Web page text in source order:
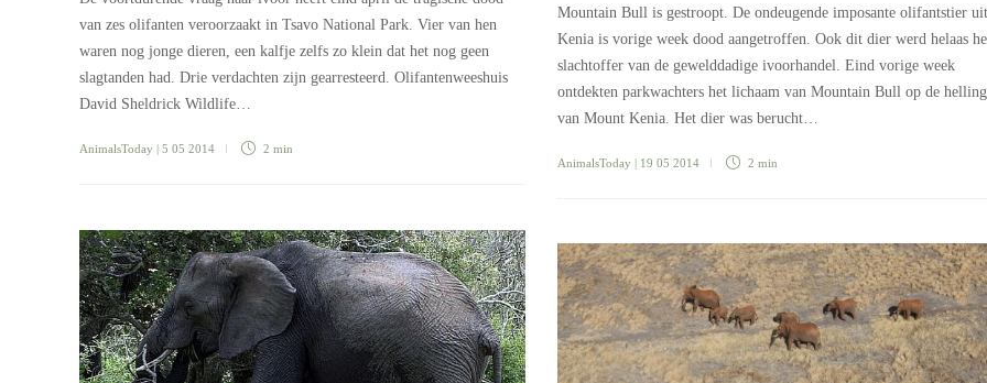
Mountain Bull is gestroopt. De ondeugende imposante olifantstier uit
Kenia is vorige week dood aangetroffen. Ook dit dier werd helaas
slachtoffer van de gewelddadige ivoorhandel. Eind vorige week
ontdekten parkwachters het lichaam van Mountain Bull op de helling
van Mount Kenia. Het dier was berucht…
AnimalsToday | 19 05 2014 2 min
van zes olifanten veroorzaakt in Tsavo National Park. Vier van hen
waren nog jonge dieren, een kalfje zelfs zo klein dat het nog geen
slagtanden had. Drie verdachten zijn gearresteerd. Olifantenweeshuis
David Sheldrick Wildlife…
AnimalsToday | 5 05 2014 2 min